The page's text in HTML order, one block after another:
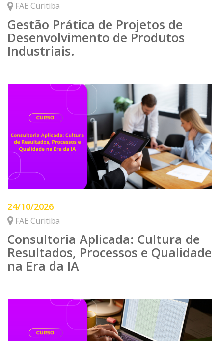
FAE Curitiba
Gestão Prática de Projetos de
Desenvolvimento de Produtos
Industriais.
24/10/2026
FAE Curitiba
Consultoria Aplicada: Cultura de
Resultados, Processos e Qualidade
na Era da IA